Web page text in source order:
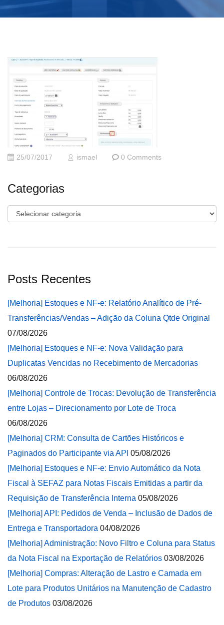
25/07/2017 ismael 0 Comments
Categorias
Categorias
Posts Recentes
[Melhoria] Estoques e NF-e: Relatório Analítico de Pré-
Transferências/Vendas – Adição da Coluna Qtde Original
07/08/2026
[Melhoria] Estoques e NF-e: Nova Validação para
Duplicatas Vencidas no Recebimento de Mercadorias
06/08/2026
[Melhoria] Controle de Trocas: Devolução de Transferência
entre Lojas – Direcionamento por Lote de Troca
06/08/2026
[Melhoria] CRM: Consulta de Cartões Históricos e
Paginados do Participante via API 05/08/2026
[Melhoria] Estoques e NF-e: Envio Automático da Nota
Fiscal à SEFAZ para Notas Fiscais Emitidas a partir da
Requisição de Transferência Interna 05/08/2026
[Melhoria] API: Pedidos de Venda – Inclusão de Dados de
Entrega e Transportadora 04/08/2026
[Melhoria] Administração: Novo Filtro e Coluna para Status
da Nota Fiscal na Exportação de Relatórios 03/08/2026
[Melhoria] Compras: Alteração de Lastro e Camada em
Lote para Produtos Unitários na Manutenção de Cadastro
de Produtos 03/08/2026